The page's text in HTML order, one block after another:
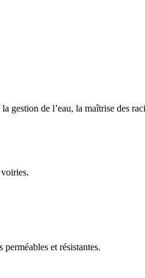
gestion de l’eau, la maîtrise des
et résistantes.